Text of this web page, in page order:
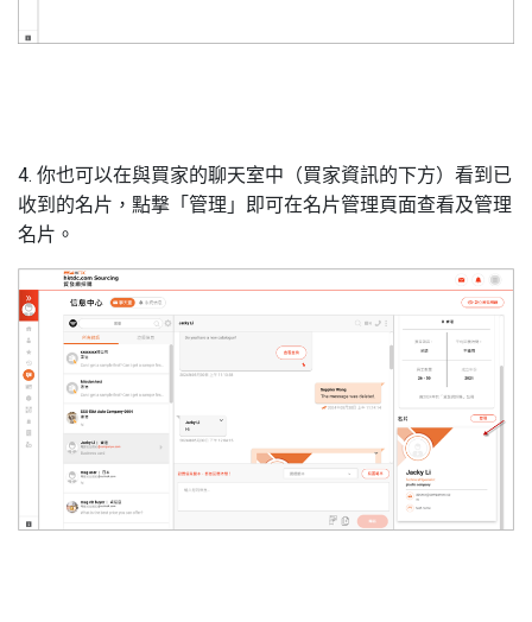
4. 你也可以在與買家的聊天室中（買家資訊的下方）看到已
收到的名片，點撃「管理」即可在名片管理頁面查看及管理
名片。